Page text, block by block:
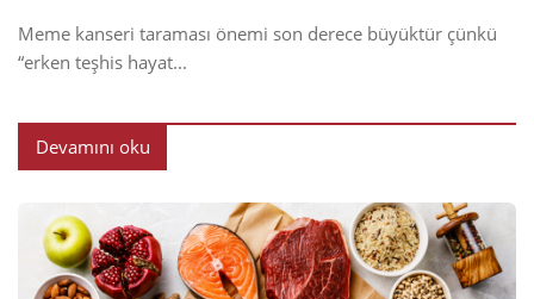
Meme kanseri taraması önemi son derece büyüktür çünkü
“erken teşhis hayat...
Devamını oku